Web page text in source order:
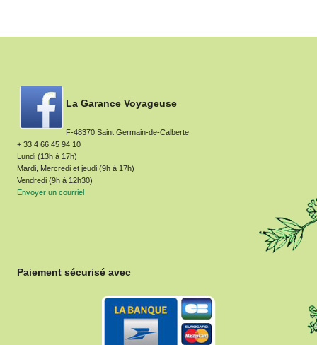
La Garance Voyageuse
F-48370 Saint Germain-de-Calberte
+ 33 4 66 45 94 10
Lundi (13h à 17h)
Mardi, Mercredi et jeudi (9h à 17h)
Vendredi (9h à 12h30)
Envoyer un courriel
Paiement sécurisé avec